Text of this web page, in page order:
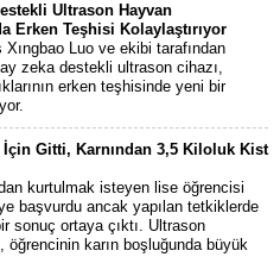
Ultrason Hayvan
Erken Teşhisi Kolaylaştırıyor
Luo ve ekibi tarafından
zeka destekli ultrason cihazı,
erken teşhisinde yeni bir
İçin Gitti, Karnından 3,5 Kiloluk Kist
kurtulmak isteyen lise öğrencisi
başvurdu ancak yapılan tetkiklerde
sonuç ortaya çıktı. Ultrason
öğrencinin karın boşluğunda büyük